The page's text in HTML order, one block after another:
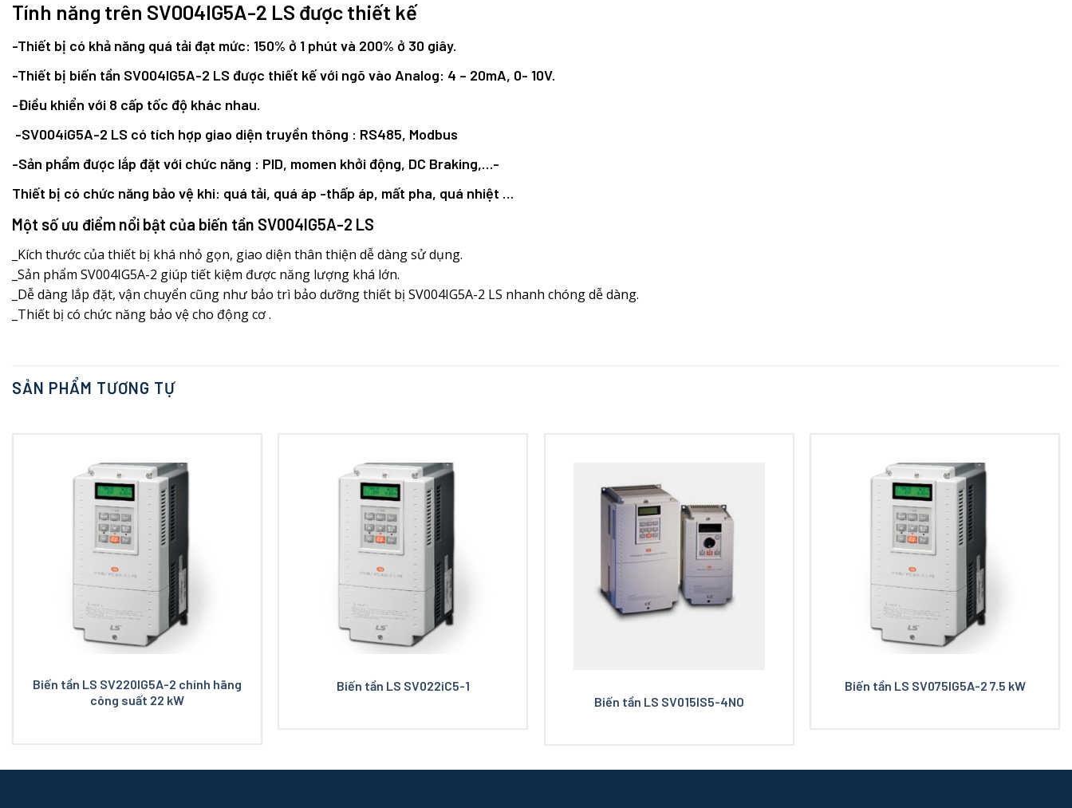
Tính năng trên SV004IG5A-2 LS được thiết kế
-Thiết bị có khả năng quá tải đạt mức: 150% ở 1 phút và 200% ở 30 giây.
-Thiết bị biến tần SV004IG5A-2 LS được thiết kế với ngõ vào Analog: 4 – 20mA, 0- 10V.
-Điều khiển với 8 cấp tốc độ khác nhau.
-SV004iG5A-2 LS có tích hợp giao diện truyền thông : RS485, Modbus
-Sản phẩm được lắp đặt với chức năng : PID, momen khởi động, DC Braking,…-
Thiết bị có chức năng bảo vệ khi: quá tải, quá áp -thấp áp, mất pha, quá nhiệt …
Một số ưu điểm nổi bật của biến tần SV004IG5A-2 LS
_Kích thước của thiết bị khá nhỏ gọn, giao diện thân thiện dễ dàng sử dụng.
_Sản phẩm SV004IG5A-2 giúp tiết kiệm được năng lượng khá lớn.
_Dễ dàng lắp đặt, vận chuyển cũng như bảo trì bảo dưỡng thiết bị SV004IG5A-2 LS nhanh chóng dễ dàng.
_Thiết bị có chức năng bảo vệ cho động cơ .
SẢN PHẨM TƯƠNG TỰ
Biến tần LS SV220IG5A-2 chính hãng
công suất 22 kW
Biến tần LS SV022iC5-1
Biến tần LS SV015IS5-4NO
Biến tần LS SV075IG5A-2 7.5 kW